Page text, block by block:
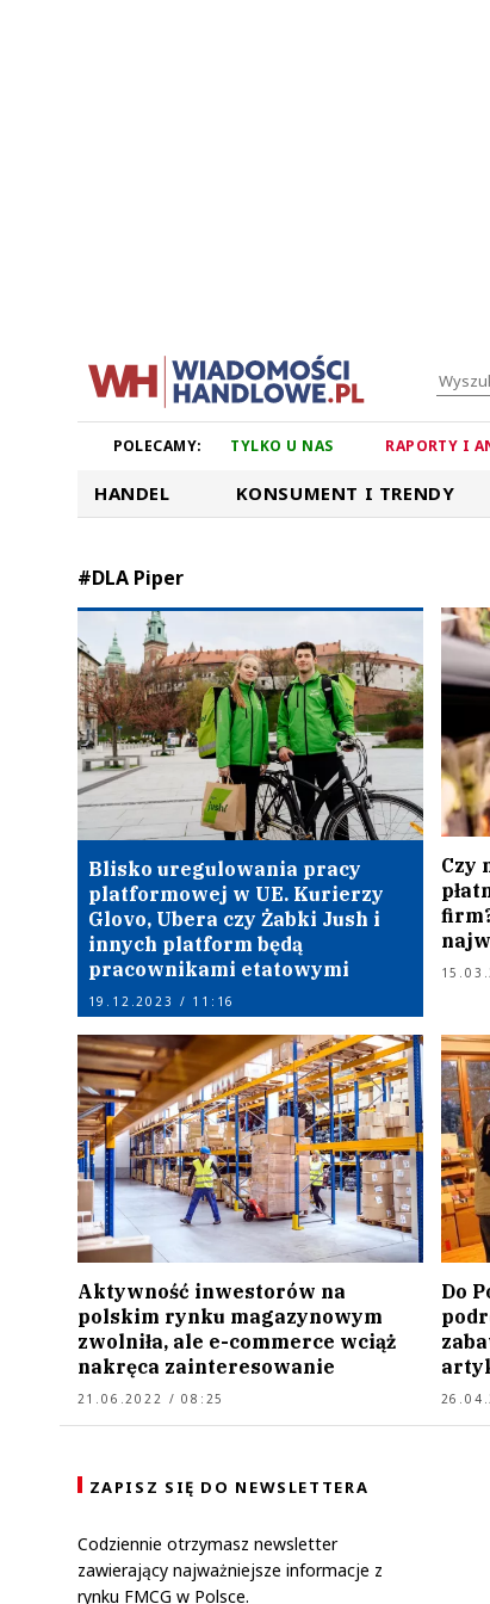
POLECAMY: TYLKO U NAS RAPORTY I
HANDEL KONSUMENT I TRENDY
#DLA Piper
Blisko uregulowania pracy
platformowej w UE. Kurierzy
Glovo, Ubera czy Żabki Jush i
innych platform będą
pracownikami etatowymi
19.12.2023 / 11:16
Czy
Aktywność inwestorów na
polskim rynku magazynowym
zwolniła, ale e-commerce wciąż
nakręca zainteresowanie
21.06.2022 / 08:25
Do
ZAPISZ SIĘ DO NEWSLETTERA
Codziennie otrzymasz newsletter
zawierający najważniejsze informacje z
rynku FMCG w Polsce.